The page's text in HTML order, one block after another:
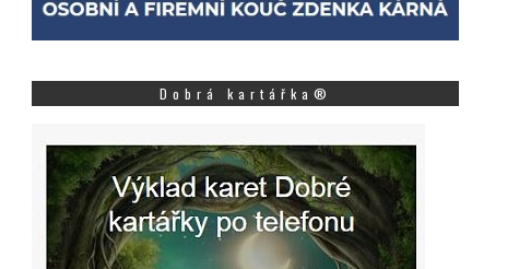
Za zajímavé ekonomické
diplomky čeká na absolventy
60 tisíc Kč
První pokus o rekord
bezsrstých koček v
republice
Dobrá kartářka®